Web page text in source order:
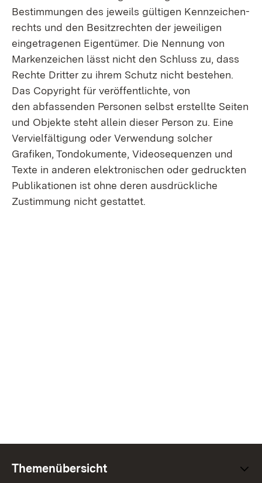
Bestimmungen des jeweils gültigen Kennzeichen­
rechts und den Besitzrechten der jeweiligen
eingetragenen Eigentümer. Die Nennung von
Marken­zeichen lässt nicht den Schluss zu, dass
Rechte Dritter zu ihrem Schutz nicht bestehen.
Das Copyright für veröffentlichte, von
den abfassenden Personen selbst erstellte Seiten
und Ob­jekte steht allein dieser Person zu. Eine
Vervielfältigung oder Verwendung solcher
Grafiken, Ton­dokumente, Videosequenzen und
Texte in anderen elektronischen oder gedruckten
Publikationen ist ohne deren ausdrückliche
Zustimmung nicht gestattet.
Themenübersicht